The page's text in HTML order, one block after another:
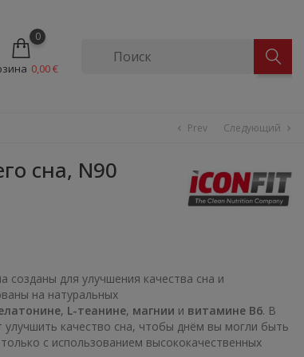
0
0,00 €
chevron_left Prev Следующий chevron_right
сна, N90
созданы для улучшения качества сна и
на натуральных
, L-теанине, магнии и витамине B6. В
улучшить качество сна, чтобы днём вы могли быть
с использованием высококачественных